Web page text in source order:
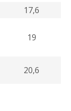
17,6
19
20,6